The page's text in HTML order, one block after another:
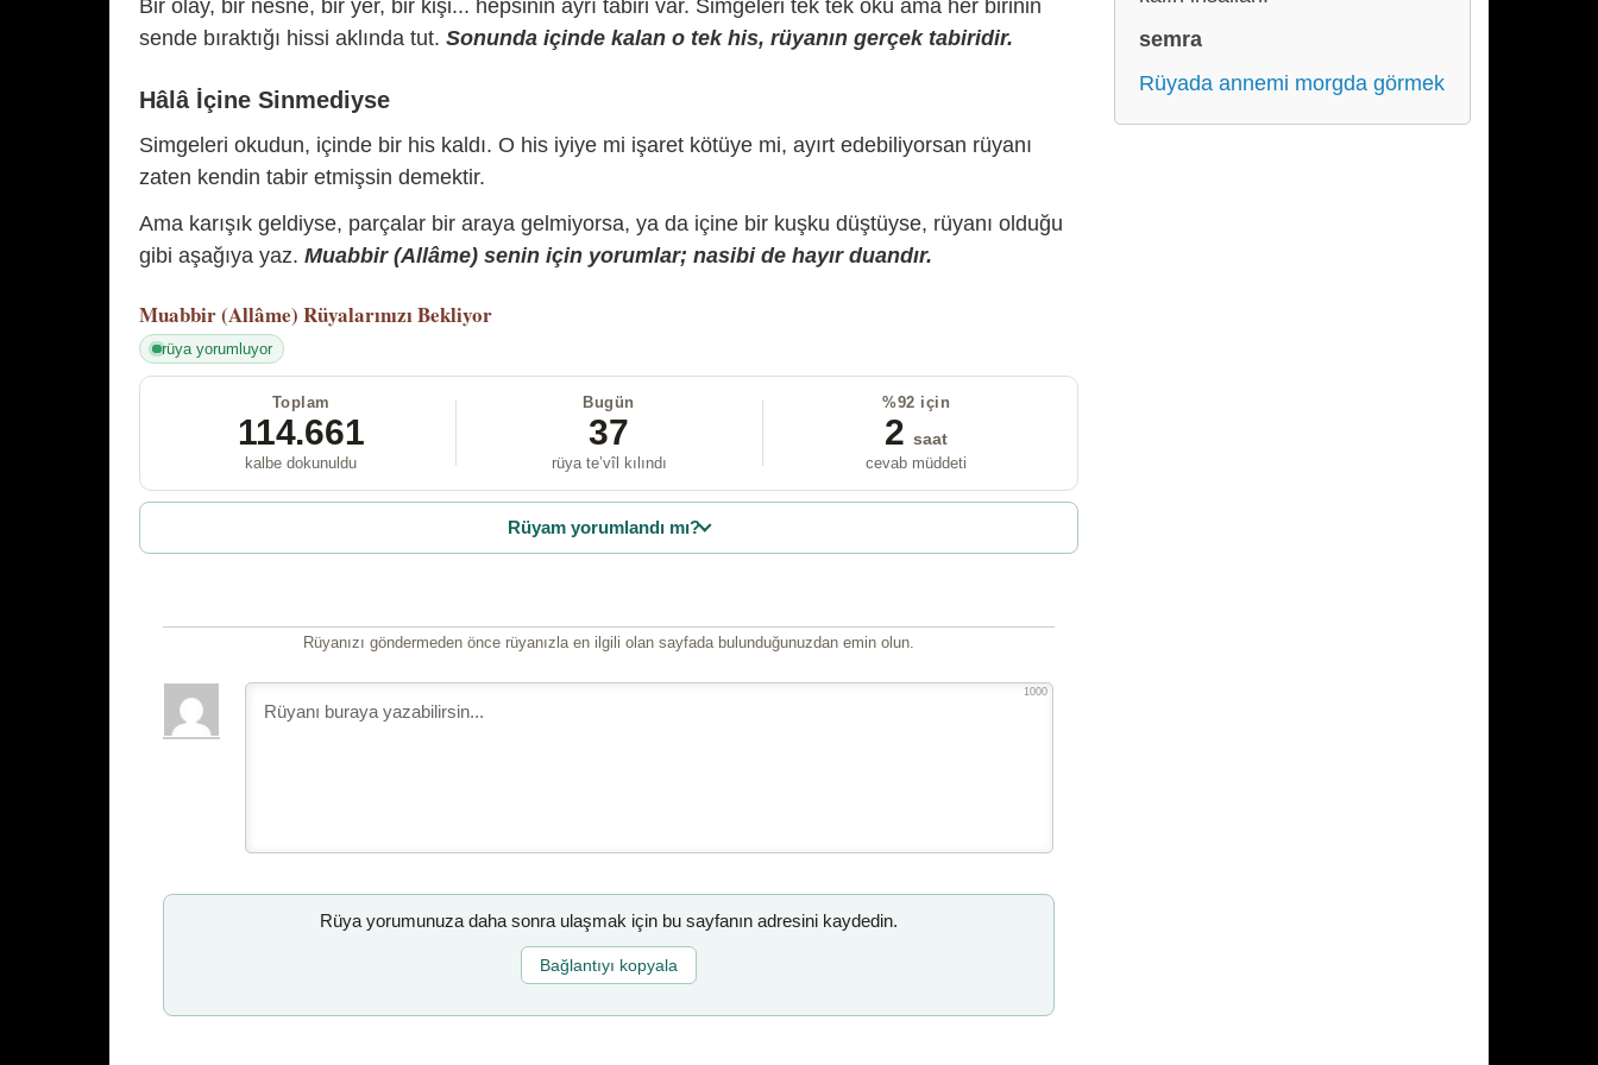
Bir olay, bir nesne, bir yer, bir kişi... hepsinin ayrı tabiri var. Simgeleri tek tek oku ama her birinin
sende bıraktığı hissi aklında tut. Sonunda içinde kalan o tek his, rüyanın gerçek tabiridir.
Hâlâ İçine Sinmediyse
Simgeleri okudun, içinde bir his kaldı. O his iyiye mi işaret kötüye mi, ayırt edebiliyorsan rüyanı
zaten kendin tabir etmişsin demektir.
Ama karışık geldiyse, parçalar bir araya gelmiyorsa, ya da içine bir kuşku düştüyse, rüyanı olduğu
gibi aşağıya yaz. Muabbir (Allâme) senin için yorumlar; nasibi de hayır duandır.
Muabbir (Allâme) Rüyalarınızı Bekliyor
rüya yorumluyor
Toplam
114.661
kalbe dokunuldu
Bugün
37
rüya te’vîl kılındı
%92 için
2 saat
cevab müddeti
Rüyam yorumlandı mı?
Rüyanızı göndermeden önce rüyanızla en ilgili olan sayfada bulunduğunuzdan emin olun.
1000
Rüya yorumunuza daha sonra ulaşmak için bu sayfanın adresini kaydedin.
Bağlantıyı kopyala
semra
Rüyada annemi morgda görmek